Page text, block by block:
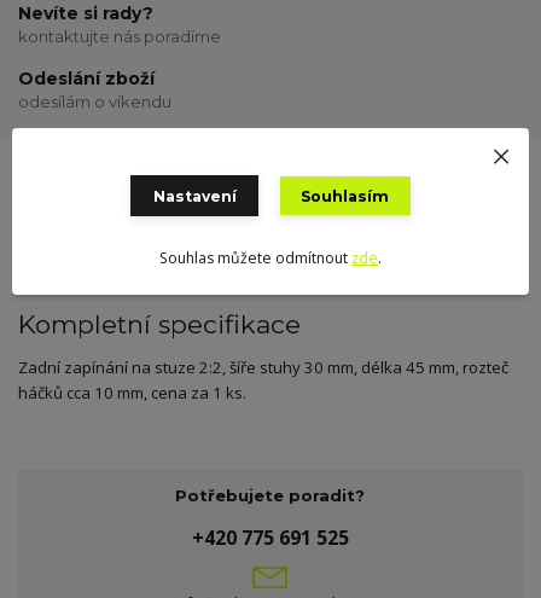
Nevíte si rady?
kontaktujte nás poradíme
Odeslání zboží
odesílám o víkendu
Hodnocení 0
Kompletní specifikace
Zadní zapínání na stuze 2:2, šíře stuhy 30 mm, délka 45 mm, rozteč
háčků cca 10 mm, cena za 1 ks.
Potřebujete poradit?
+420 775 691 525
Nastavení Souhlasím
Souhlas můžete odmítnout zde.